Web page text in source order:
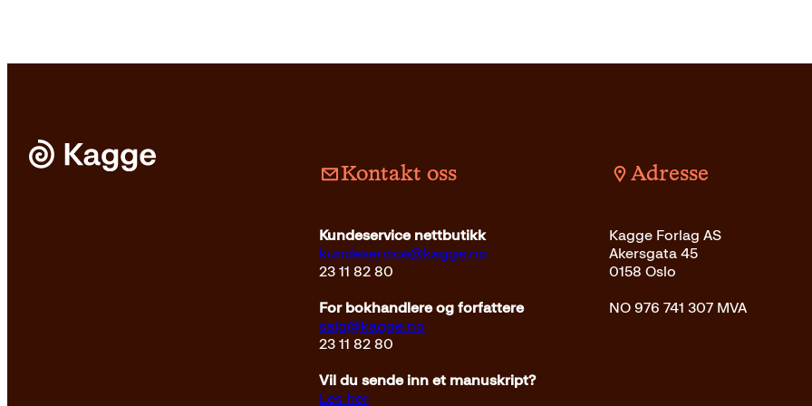
Innbundet399
Kontakt oss
Kundeservice nettbutikk
kundeservice@kagge.no
23 11 82 80
For bokhandlere og forfattere
salg@kagge.no
23 11 82 80
Vil du sende inn et manuskript?
Les her
Adresse
Kagge Forlag AS
Akersgata 45
0158 Oslo
NO 976 741 307 MVA